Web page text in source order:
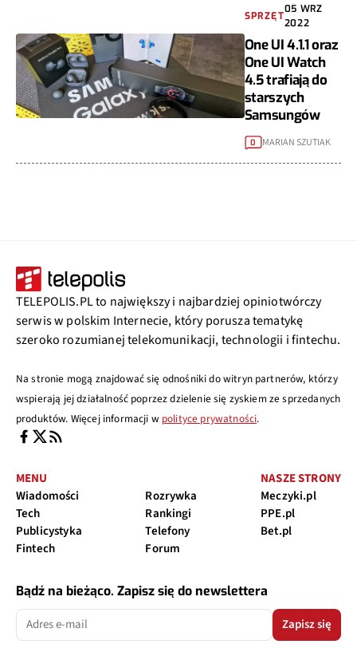
SPRZĘT
05 WRZ
2022
One UI 4.1.1 oraz
One UI Watch
4.5 trafiają do
starszych
Samsungów
0 MARIAN SZUTIAK
TELEPOLIS.PL to największy i najbardziej opiniotwórczy
serwis w polskim Internecie, który porusza tematykę
szeroko rozumianej telekomunikacji, technologii i fintechu.
Na stronie mogą znajdować się odnośniki do witryn partnerów, którzy
wspierają jej działalność poprzez dzielenie się zyskiem ze sprzedanych
produktów. Więcej informacji w polityce prywatności.
MENU
Wiadomości
Tech
Publicystyka
Fintech
Rozrywka
Rankingi
Telefony
Forum
NASZE STRONY
Meczyki.pl
PPE.pl
Bet.pl
Bądź na bieżąco. Zapisz się do newslettera
Zapisz się